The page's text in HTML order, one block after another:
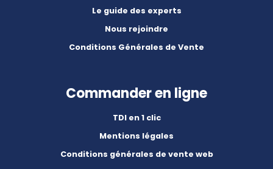
Le guide des experts
Nous rejoindre
Conditions Générales de Vente
Commander en ligne
TDI en 1 clic
Mentions légales
Conditions générales de vente web